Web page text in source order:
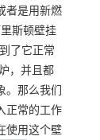
者是用新燃
斯顿壁挂
了它正常
，并且都
。那么我们
正常的工作
使用这个壁